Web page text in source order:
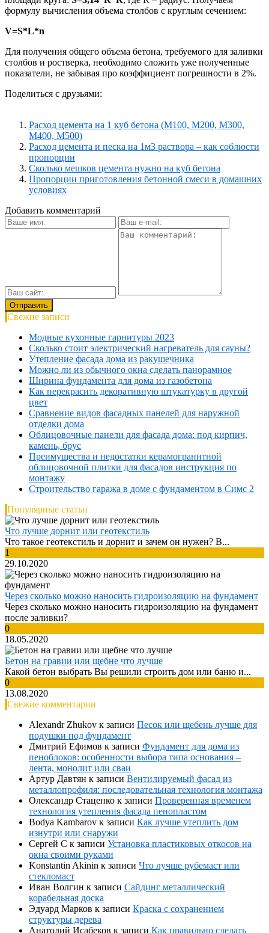
формулу вычисления объема столбов с круглым сечением:
V=S*L*n
Для получения общего объема бетона, требуемого для заливки
столбов и ростверка, необходимо сложить уже полученные
показатели, не забывая про коэффициент погрешности в 2%.
Поделиться с друзьями:
Расход цемента на 1 куб бетона (М100, М200, М300,
М400, М500)
Расход цемента и песка на 1м3 раствора – как соблюсти
пропорции
Сколько мешков цемента нужно на куб бетона
Пропорции приготовления бетонной смеси в домашних
условиях
Добавить комментарий
Свежие записи
Модные кухонные гарнитуры 2023
Сколько стоит электрический нагреватель для сауны?
Утепление фасада дома из ракушечника
Можно ли из обычного окна сделать панорамное
Ширина фундамента для дома из газобетона
Как перекрасить декоративную штукатурку в другой
цвет
Сравнение видов фасадных панелей для наружной
отделки дома
Облицовочные панели для фасада дома: под кирпич,
камень, брус
Преимущества и недостатки керамогранитной
облицовочной плитки для фасадов инструкция по
монтажу
Строительство гаража в доме с фундаментом в Симс 2
Популярные статьи
Что лучше дорнит или геотекстиль
Что такое геотекстиль и дорнит и зачем он нужен? В...
1
29.10.2020
Через сколько можно наносить гидроизоляцию на фундамент
Через сколько можно наносить гидроизоляцию на фундамент
после заливки?
0
18.05.2020
Бетон на гравии или щебне что лучше
Какой бетон выбрать Вы решили строить дом или баню и...
0
13.08.2020
Свежие комментарии
Alexandr Zhukov к записи Песок или щебень лучше для
подушки под фундамент
Дмитрий Ефимов к записи Фундамент для дома из
пеноблоков: особенности выбора типа основания –
лента, монолит или сваи
Артур Давтян к записи Вентилируемый фасад из
металлопрофиля: последовательная технология монтажа
Олександр Стаценко к записи Проверенная временем
технология утепления фасада пенопластом
Bodya Kambarov к записи Как лучше утеплить дом
изнутри или снаружи
Сергей С к записи Установка пластиковых откосов на
окна своими руками
Konstantin Akinin к записи Что лучше рубемаст или
стекломаст
Иван Волгин к записи Сайдинг металлический
корабельная доска
Эдуард Марков к записи Краска с сохранением
структуры дерева
Анатолий Исабеков к записи Как правильно сделать